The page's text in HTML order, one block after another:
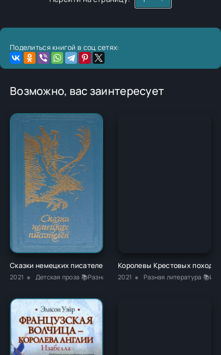
Поделиться книгой в соц сетях:
Возможно, вас заинтересует
Сказки немецких писателей - Новалис
2021 Детская проза 📚Разная литература
Королевы Крестовых
2021 Разная литература